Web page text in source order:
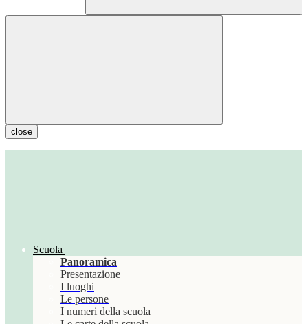
close
Scuola
Panoramica
Presentazione
I luoghi
Le persone
I numeri della scuola